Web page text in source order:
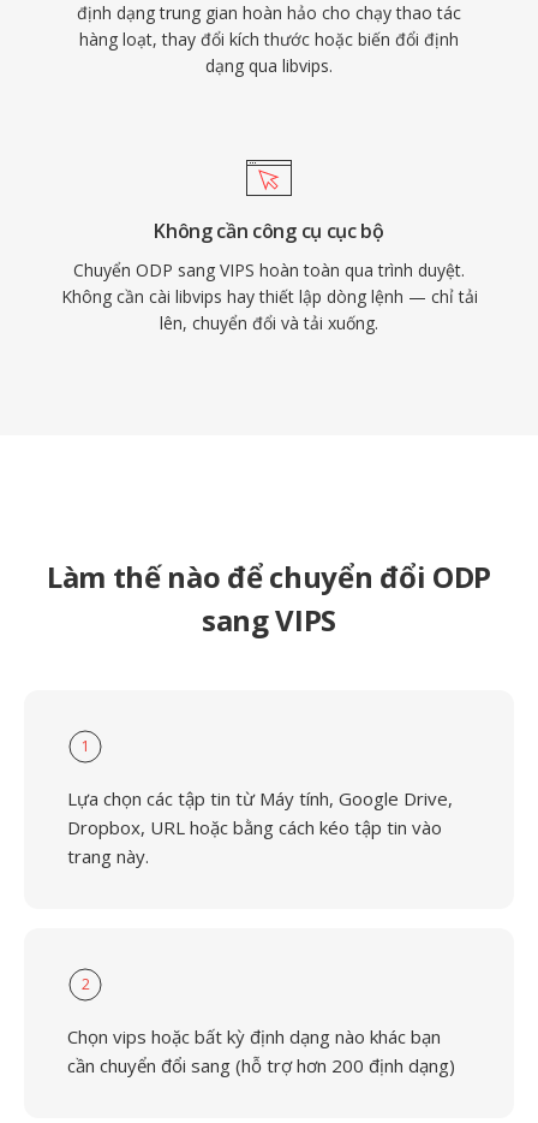
định dạng trung gian hoàn hảo cho chạy thao tác
hàng loạt, thay đổi kích thước hoặc biến đổi định
dạng qua libvips.
Không cần công cụ cục bộ
Chuyển ODP sang VIPS hoàn toàn qua trình duyệt.
Không cần cài libvips hay thiết lập dòng lệnh — chỉ tải
lên, chuyển đổi và tải xuống.
Làm thế nào để chuyển đổi ODP
sang VIPS
1
Lựa chọn các tập tin từ Máy tính, Google Drive,
Dropbox, URL hoặc bằng cách kéo tập tin vào
trang này.
2
Chọn vips hoặc bất kỳ định dạng nào khác bạn
cần chuyển đổi sang (hỗ trợ hơn 200 định dạng)